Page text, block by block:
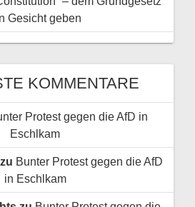
Gesicht geben
KOMMENTARE
Protest gegen die AfD in
Eschlkam
zu Bunter Protest gegen die AfD
in Eschlkam